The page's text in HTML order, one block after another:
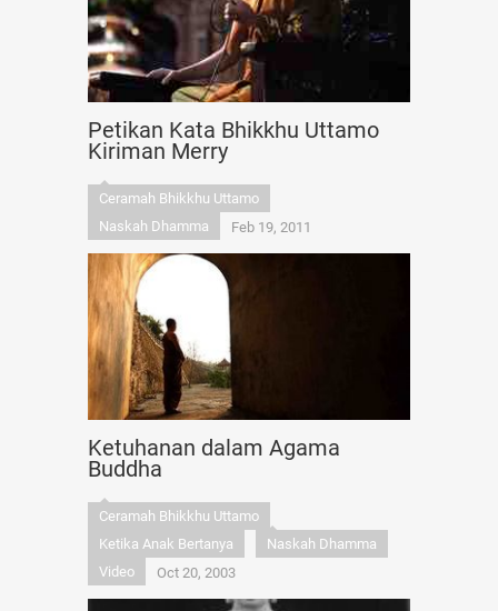
Petikan Kata Bhikkhu Uttamo
Kiriman Merry
Ceramah Bhikkhu Uttamo
Naskah Dhamma
Feb 19, 2011
Ketuhanan dalam Agama
Buddha
Ceramah Bhikkhu Uttamo
Ketika Anak Bertanya
Naskah Dhamma
Video
Oct 20, 2003